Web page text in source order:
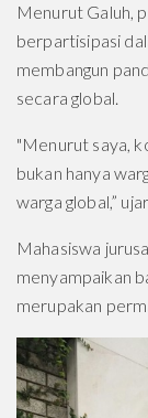
Menurut Galuh,
berpartisipasi
membangun
secara global.
"Menurut saya,
bukan hanya
warga global,”
Mahasiswa
menyampaikan
merupakan